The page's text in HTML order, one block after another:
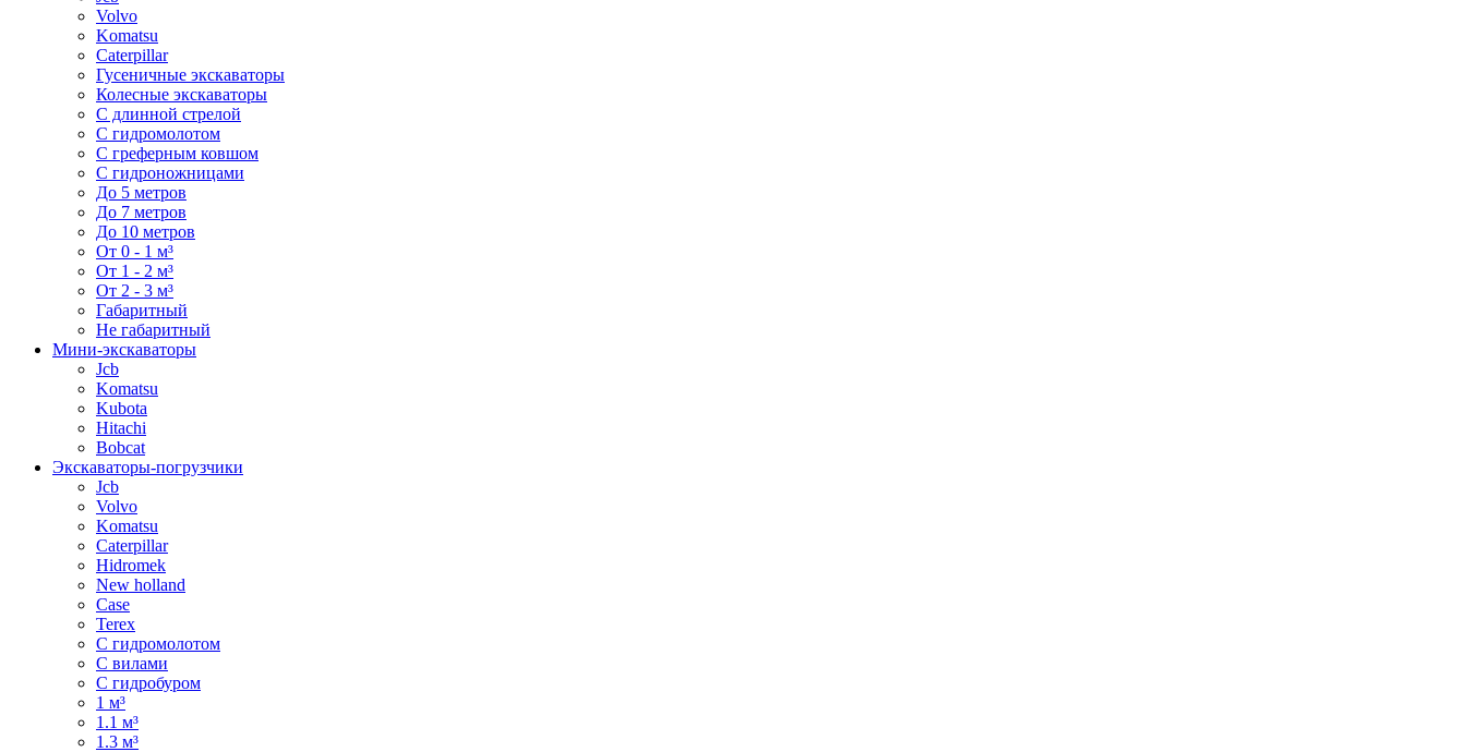
Volvo
Komatsu
Caterpillar
Гусеничные экскаваторы
Колесные экскаваторы
С длинной стрелой
С гидромолотом
С греферным ковшом
С гидроножницами
До 5 метров
До 7 метров
До 10 метров
От 0 - 1 м³
От 1 - 2 м³
От 2 - 3 м³
Габаритный
Не габаритный
Мини-экскаваторы
Jcb
Komatsu
Kubota
Hitachi
Bobcat
Экскаваторы-погрузчики
Jcb
Volvo
Komatsu
Caterpillar
Hidromek
New holland
Case
Terex
С гидромолотом
С вилами
С гидробуром
1 м³
1.1 м³
1.3 м³